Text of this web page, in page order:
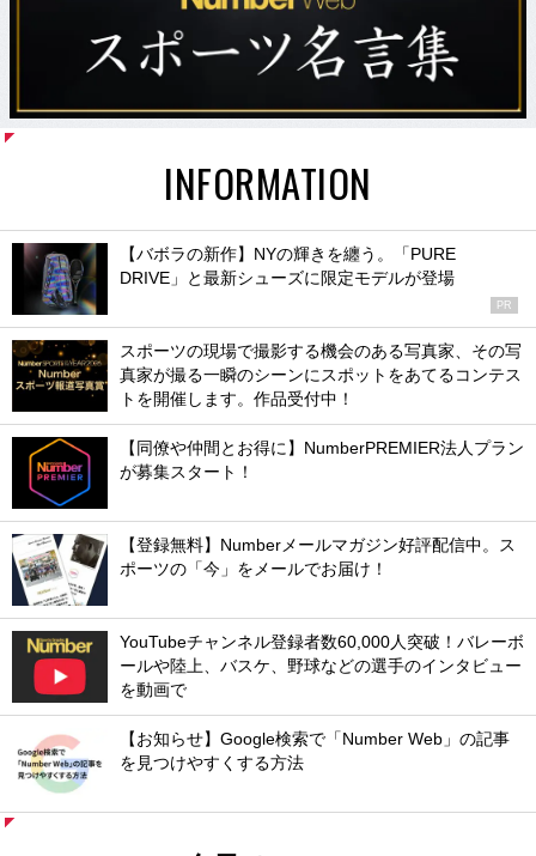
INFORMATION
【バボラの新作】NYの輝きを纏う。「PURE
DRIVE」と最新シューズに限定モデルが登場
PR
スポーツの現場で撮影する機会のある写真家、その写
真家が撮る一瞬のシーンにスポットをあてるコンテス
トを開催します。作品受付中！
【同僚や仲間とお得に】NumberPREMIER法人プラン
が募集スタート！
【登録無料】Numberメールマガジン好評配信中。ス
ポーツの「今」をメールでお届け！
YouTubeチャンネル登録者数60,000人突破！バレーボ
ールや陸上、バスケ、野球などの選手のインタビュー
を動画で
【お知らせ】Google検索で「Number Web」の記事
を見つけやすくする方法